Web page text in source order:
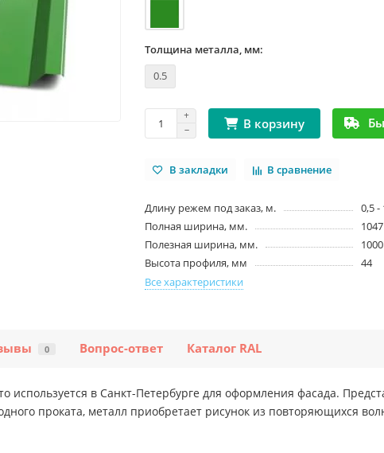
Толщина металла, мм:
0.5
В корзину
В закладки В сравнение
Длину режем под заказ, м.
0,5 -
Полная ширина, мм.
1047
Полезная ширина, мм.
1000
Высота профиля, мм
44
Все характеристики
0 Вопрос-ответ Каталог RAL
используется в Санкт-Петербурге для оформления фасада.
проката, металл приобретает рисунок из повторяющихся